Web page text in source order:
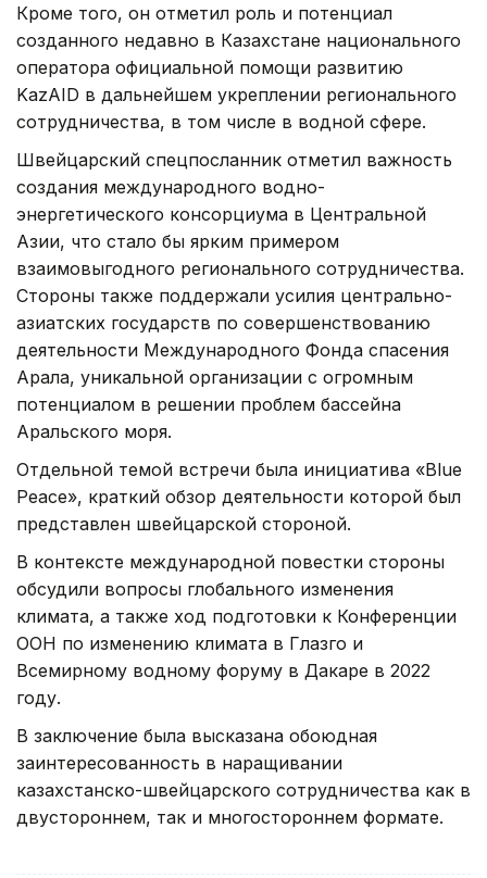
Кроме того, он отметил роль и потенциал
созданного недавно в Казахстане национального
оператора официальной помощи развитию
KazAID в дальнейшем укреплении регионального
сотрудничества, в том числе в водной сфере.
Швейцарский спецпосланник отметил важность
создания международного водно-
энергетического консорциума в Центральной
Азии, что стало бы ярким примером
взаимовыгодного регионального сотрудничества.
Стороны также поддержали усилия центрально-
азиатских государств по совершенствованию
деятельности Международного Фонда спасения
Арала, уникальной организации с огромным
потенциалом в решении проблем бассейна
Аральского моря.
Отдельной темой встречи была инициатива «Blue
Peace», краткий обзор деятельности которой был
представлен швейцарской стороной.
В контексте международной повестки стороны
обсудили вопросы глобального изменения
климата, а также ход подготовки к Конференции
ООН по изменению климата в Глазго и
Всемирному водному форуму в Дакаре в 2022
году.
В заключение была высказана обоюдная
заинтересованность в наращивании
казахстанско-швейцарского сотрудничества как в
двустороннем, так и многостороннем формате.